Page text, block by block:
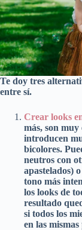
Te doy tres
entre sí.
Crear looks
más, son
introducen
bicolores.
neutros con
apastelados)
tono más
los looks de
resultado
si todos los
en las